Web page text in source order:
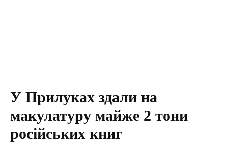
У Прилуках здали на
макулатуру майже 2 тони
російських книг